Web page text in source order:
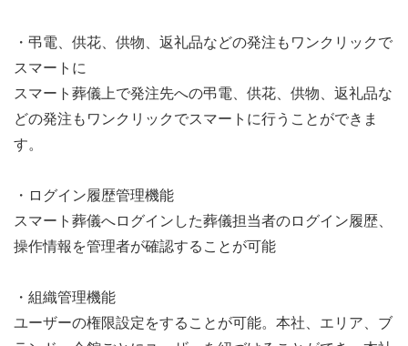
・弔電、供花、供物、返礼品などの発注もワンクリックで
スマートに
スマート葬儀上で発注先への弔電、供花、供物、返礼品な
どの発注もワンクリックでスマートに行うことができま
す。
・ログイン履歴管理機能
スマート葬儀へログインした葬儀担当者のログイン履歴、
操作情報を管理者が確認することが可能
・組織管理機能
ユーザーの権限設定をすることが可能。本社、エリア、ブ